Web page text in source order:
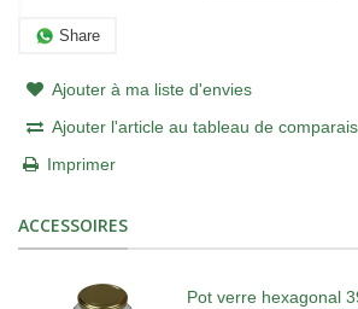
Share
Ajouter à ma liste d'envies
Ajouter l'article au tableau de
Imprimer
ACCESSOIRES
Pot verre hexagonal